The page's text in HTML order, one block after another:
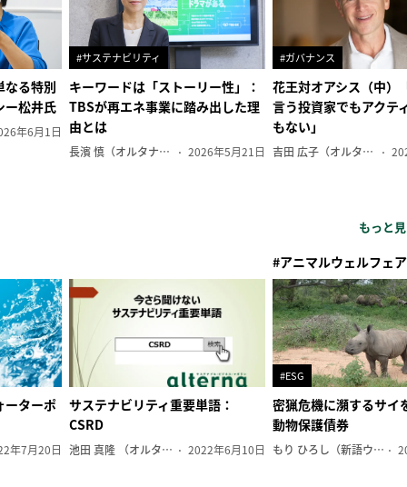
なる特別
ー松井氏
年6月1日
#サステナビリティ
キーワードは「ストーリー性」：
TBSが再エネ事業に踏み出した理
由とは
長濱 慎（オルタナ副編集長） 2026年5月21日
#ガバナンス
花王対オアシス（中）
言う投資家でもアクテ
もない」
吉田 広子（オルタナ輪番編集長）
もっと
ーターポ
年7月20日
サステナビリティ重要単語：
CSRD
池田 真隆 （オルタナ輪番編集長） 2022年6月10日
#アニマルウェルフェア
#ESG
密猟危機に瀕するサイ
動物保護債券
もり ひろし（新語ウォッチャー）